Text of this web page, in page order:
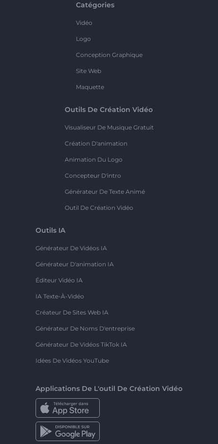
Catégories
Vidéo
Logo
Conception Graphique
Site Web
Maquette
Outils De Création Vidéo
Visualiseur De Musique Gratuit
Création D'animation
Animation Du Logo
Concepteur D'intro
Générateur De Texte Animé
Outil De Création Vidéo
Outils IA
Générateur De Vidéos IA
Générateur D'animation IA
Éditeur Vidéo IA
IA Texte-À-Vidéo
Créateur De Sites Web IA
Générateur De Noms D'entreprise
Générateur De Vidéos TikTok IA
Idées De Vidéos YouTube
Applications De L'outil De Création Vidéo